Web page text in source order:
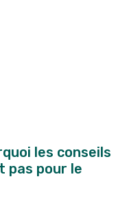
les conseils
pas pour le